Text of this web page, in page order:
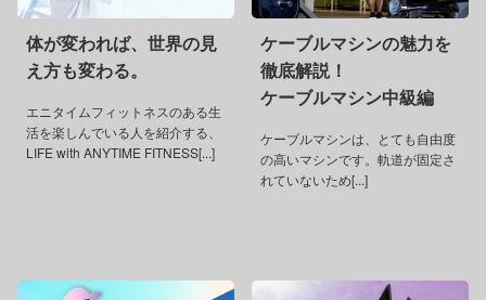
体が変われば、世界の見
え方も変わる。
エニタイムフィットネスのある生
活を楽しんでいる人を紹介する、
LIFE with ANYTIME FITNESS[...]
ケーブルマシンの魅力を
徹底解説！
ケーブルマシン中級編
ケーブルマシンは、とても自由度
の高いマシンです。軌道が固定さ
れていないため[...]